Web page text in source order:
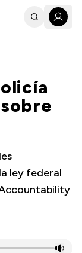
ley federal